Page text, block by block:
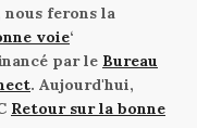
ferons la
voie‘
par le Bureau
. Aujourd'hui,
Retour sur la bonne